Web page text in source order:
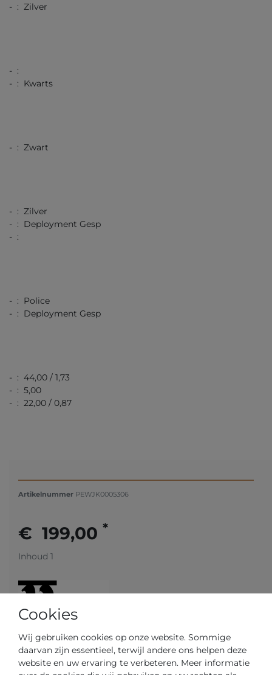
- : Zilver
- :
- : Kwarts
- : Zwart
- : Zilver
- : Deployment Gesp
- :
- : Police
- : Deployment Gesp
- : 44,00 / 1,73
- : 5,00
- : 22,00 / 0,87
Artikelnummer PEWJK0005306
€ 199,00 *
Inhoud 1
Cookies
Wij gebruiken cookies op onze website. Sommige
daarvan zijn essentieel, terwijl andere ons helpen deze
website en uw ervaring te verbeteren. Meer informatie